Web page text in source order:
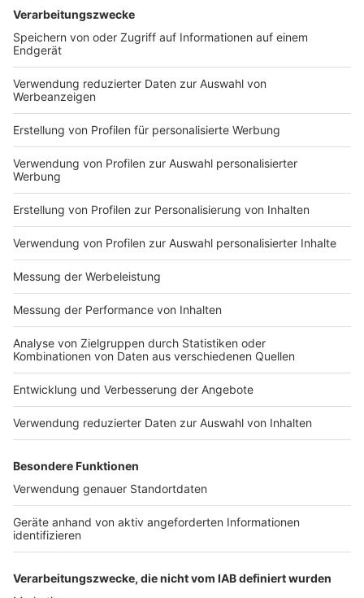
entscheidend?
DEINE GEMERKTEN ARTIKEL
Du hast dir noch keine Artikel gemerkt
Impressum
Nutzungsbedingungen
Jobs
Presse
Werben
Archiv
ANTENNE BAYERN GROUP
Stiftung ANTENNE BAYERN
hilft
Teilnahmebedingungen
Kontakt
Studio-Hotline
Verkehrs-Hotline
Newsletter